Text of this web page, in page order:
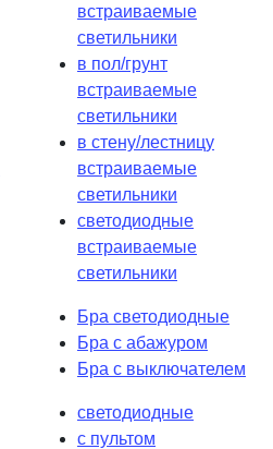
встраиваемые
светильники
в пол/грунт
встраиваемые
светильники
в стену/лестницу
встраиваемые
светильники
светодиодные
встраиваемые
светильники
Бра светодиодные
Бра с абажуром
Бра с выключателем
светодиодные
с пультом